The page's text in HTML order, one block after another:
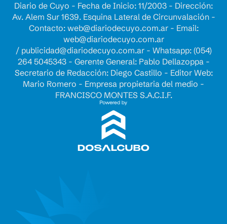
Diario de Cuyo - Fecha de Inicio: 11/2003 - Dirección:
Av. Alem Sur 1639. Esquina Lateral de Circunvalación -
Contacto: web@diariodecuyo.com.ar- Email:
web@diariodecuyo.com.ar
/ publicidad@diariodecuyo.com.ar- Whatsapp: (054)
264 5045343 - Gerente General: Pablo Dellazoppa -
Secretario de Redacción: Diego Castillo - Editor Web:
Mario Romero - Empresa propietaria del medio -
FRANCISCO MONTES S.A.C.I.F.